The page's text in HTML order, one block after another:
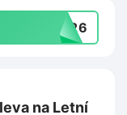
0A26
na Letní